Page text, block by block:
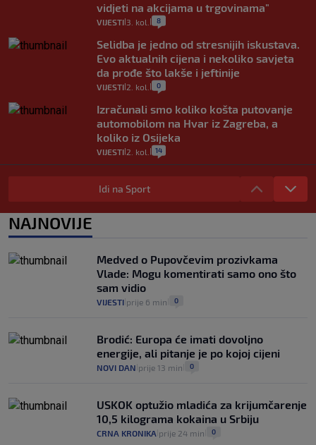
vidjeti na akcijama u trgovinama"
VIJESTI 3. kol. 8
Selidba je jedno od stresnijih iskustava.
Evo aktualnih cijena i nekoliko savjeta
da prođe što lakše i jeftinije
VIJESTI 2. kol. 0
Izračunali smo koliko košta putovanje
automobilom na Hvar iz Zagreba, a
koliko iz Osijeka
VIJESTI 2. kol. 14
"Kći je otišla na more, a zaboravila
zdravstvenu iskaznicu". Kakva su prava
pacijenata izvan mjesta prebivališta?
1
Plenković na 15 dana ukine mjere: "Ne bi
se dogodilo ništa. Vlada se zaljubila u te
intervencije"
Idi na Sport
NAJNOVIJE
Medved o Pupovčevim prozivkama
Vlade: Mogu komentirati samo ono što
sam vidio
VIJESTI prije 6 min 0
Brodić: Europa će imati dovoljno
energije, ali pitanje je po kojoj cijeni
NOVI DAN prije 13 min 0
USKOK optužio mladića za krijumčarenje
10,5 kilograma kokaina u Srbiju
CRNA KRONIKA prije 24 min 0